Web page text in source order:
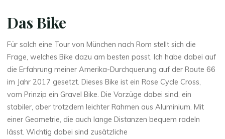
Das Bike
Für solch eine Tour von München nach Rom stellt sich die
Frage, welches Bike dazu am besten passt. Ich habe dabei auf
die Erfahrung meiner Amerika-Durchquerung auf der Route 66
im Jahr 2017 gesetzt. Dieses Bike ist ein Rose Cycle Cross,
vom Prinzip ein Gravel Bike. Die Vorzüge dabei sind, ein
stabiler, aber trotzdem leichter Rahmen aus Aluminium. Mit
einer Geometrie, die auch lange Distanzen bequem radeln
lässt. Wichtig dabei sind zusätzliche